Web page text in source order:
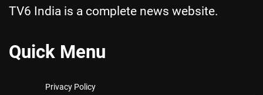
TV6 India is a complete news website.
Quick Menu
Privacy Policy